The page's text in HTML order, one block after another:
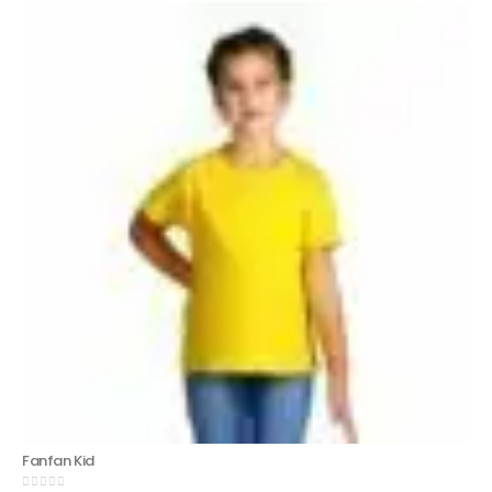
Fanfan Kid